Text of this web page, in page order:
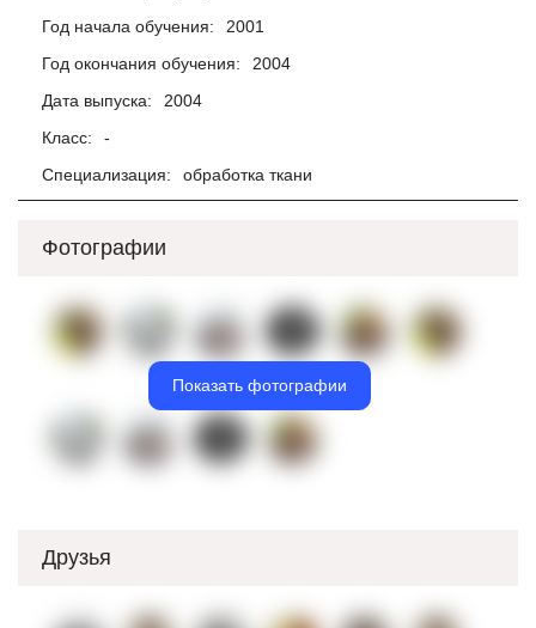
Год начала обучения:
2001
Год окончания обучения:
2004
Дата выпуска:
2004
Класс:
-
Специализация:
обработка ткани
Фотографии
Показать фотографии
Друзья